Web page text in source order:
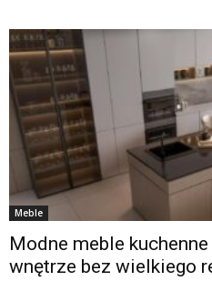
Meble
Modne meble
wnętrze bez wielkiego